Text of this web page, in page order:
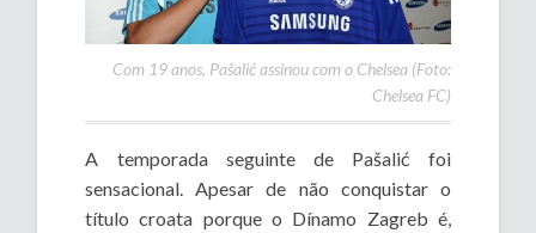
Com 19 anos, Pašalić assinou com o Chelsea (Foto:
Chelsea FC)
A temporada seguinte de Pašalić foi
sensacional. Apesar de não conquistar o
título croata porque o Dínamo Zagreb é,